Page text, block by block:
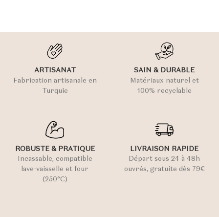
ARTISANAT
Fabrication artisanale en
Turquie
SAIN & DURABLE
Matériaux naturel et
100% recyclable
ROBUSTE & PRATIQUE
Incassable, compatible
lave-vaisselle et four
(250°C)
LIVRAISON RAPIDE
Départ sous 24 à 48h
ouvrés, gratuite dès 79€